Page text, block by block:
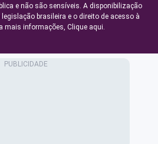
e não são sensíveis. A disponibilização
brasileira e o direito de acesso à
mais informações, Clique aqui.